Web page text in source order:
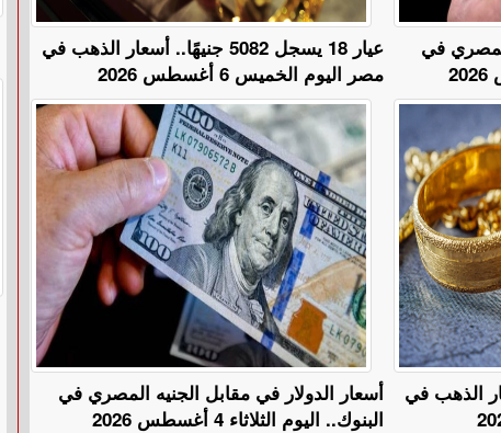
عيار 18 يسجل 5082 جنيهًا.. أسعار الذهب في
مصر اليوم الخميس 6 أغسطس 2026
في
أسعار الدولار في مقابل الجنيه المصري في
البنوك.. اليوم الثلاثاء 4 أغسطس 2026
أسعار الذهب في